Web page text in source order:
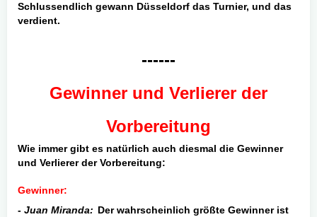
Schlussendlich gewann Düsseldorf das Turnier, und das
verdient.
------
Gewinner und Verlierer der
Vorbereitung
Wie immer gibt es natürlich auch diesmal die Gewinner
und Verlierer der Vorbereitung:
Gewinner:
- Juan Miranda: Der wahrscheinlich größte Gewinner ist